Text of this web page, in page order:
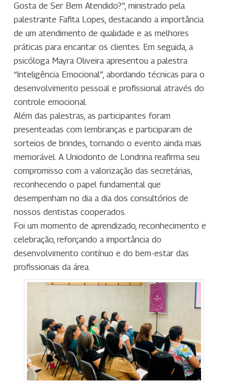
Gosta de Ser Bem Atendido?”, ministrado pela
palestrante Fafita Lopes, destacando a importância
de um atendimento de qualidade e as melhores
práticas para encantar os clientes. Em seguida, a
psicóloga Mayra Oliveira apresentou a palestra
“Inteligência Emocional”, abordando técnicas para o
desenvolvimento pessoal e profissional através do
controle emocional.
Além das palestras, as participantes foram
presenteadas com lembranças e participaram de
sorteios de brindes, tornando o evento ainda mais
memorável. A Uniodonto de Londrina reafirma seu
compromisso com a valorização das secretárias,
reconhecendo o papel fundamental que
desempenham no dia a dia dos consultórios de
nossos dentistas cooperados.
Foi um momento de aprendizado, reconhecimento e
celebração, reforçando a importância do
desenvolvimento contínuo e do bem-estar das
profissionais da área.